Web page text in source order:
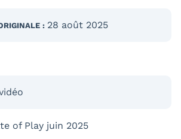
: 28 août 2025
of Play juin 2025